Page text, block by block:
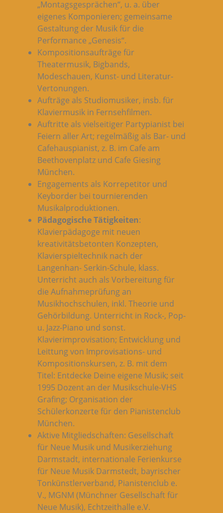
„Montagsgesprächen“, u. a. über
eigenes Komponieren; gemeinsame
Gestaltung der Musik für die
Performance „Genesis“.
Kompositionsaufträge für
Theatermusik, Bigbands,
Modeschauen, Kunst- und Literatur-
Vertonungen.
Aufträge als Studiomusiker, insb. für
Klaviermusik in Fernsehfilmen.
Auftritte als vielseitiger Partypianist bei
Feiern aller Art; regelmäßig als Bar- und
Cafehauspianist, z. B. im Cafe am
Beethovenplatz und Cafe Giesing
München.
Engagements als Korrepetitor und
Keyborder bei tournierenden
Musikalproduktionen.
Pädagogische Tätigkeiten:
Klavierpädagoge mit neuen
kreativitätsbetonten Konzepten,
Klavierspieltechnik nach der
Langenhan- Serkin-Schule, klass.
Unterricht auch als Vorbereitung für
die Aufnahmeprüfung an
Musikhochschulen, inkl. Theorie und
Gehörbildung. Unterricht in Rock-, Pop-
u. Jazz-Piano und sonst.
Klavierimprovisation; Entwicklung und
Leittung von Improvisations- und
Kompositionskursen, z. B. mit dem
Titel: Entdecke Deine eigene Musik; seit
1995 Dozent an der Musikschule-VHS
Grafing; Organisation der
Schülerkonzerte für den Pianistenclub
München.
Aktive Mitgliedschaften: Gesellschaft
für Neue Musik und Musikerziehung
Darmstadt, internationale Ferienkurse
für Neue Musik Darmstedt, bayrischer
Tonkünstlerverband, Pianistenclub e.
V., MGNM (Münchner Gesellschaft für
Neue Musik), Echtzeithalle e.V.